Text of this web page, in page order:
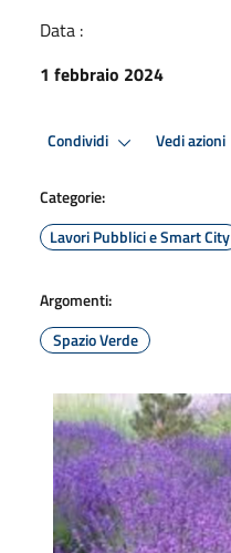
Data :
1 febbraio 2024
Condividi Vedi azioni
Categorie:
Lavori Pubblici e Smart City
Argomenti:
Spazio Verde